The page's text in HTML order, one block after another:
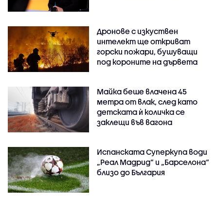
Дронове с изкуствен
интелект ще откриват
горски пожари, бушуващи
под короните на дървета
Майка беше влачена 45
метра от влак, след като
детската ѝ количка се
заклещи във вагона
Испанската Суперкупа води
„Реал Мадрид“ и „Барселона“
близо до България